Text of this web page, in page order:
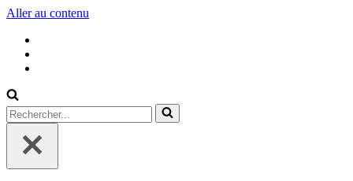
Aller au contenu
Rechercher...